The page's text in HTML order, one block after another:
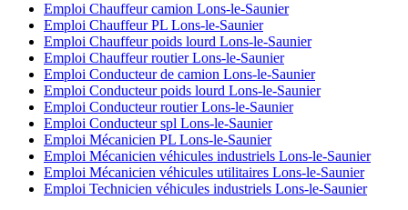
Emploi Chauffeur camion Lons-le-Saunier
Emploi Chauffeur PL Lons-le-Saunier
Emploi Chauffeur poids lourd Lons-le-Saunier
Emploi Chauffeur routier Lons-le-Saunier
Emploi Conducteur de camion Lons-le-Saunier
Emploi Conducteur poids lourd Lons-le-Saunier
Emploi Conducteur routier Lons-le-Saunier
Emploi Conducteur spl Lons-le-Saunier
Emploi Mécanicien PL Lons-le-Saunier
Emploi Mécanicien véhicules industriels Lons-le-Saunier
Emploi Mécanicien véhicules utilitaires Lons-le-Saunier
Emploi Technicien véhicules industriels Lons-le-Saunier